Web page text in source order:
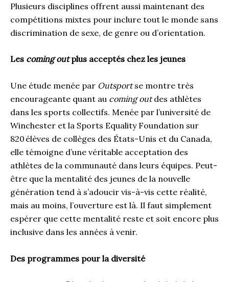
Plusieurs disciplines offrent aussi maintenant des
compétitions mixtes pour inclure tout le monde sans
discrimination de sexe, de genre ou d’orientation.
Les coming outplus acceptés chez les jeunes
Une étude menée par Outsportse montre très
encourageante quant au coming outdes athlètes
dans les sports collectifs. Menée par l’université de
Winchester et la Sports Equality Foundation sur
820 élèves de collèges des États-Unis et du Canada,
elle témoigne d’une véritable acceptation des
athlètes de la communauté dans leurs équipes. Peut-
être que la mentalité des jeunes de la nouvelle
génération tend à s’adoucir vis-à-vis cette réalité,
mais au moins, l’ouverture est là. Il faut simplement
espérer que cette mentalité reste et soit encore plus
inclusive dans les années à venir.
Des programmes pour la diversité